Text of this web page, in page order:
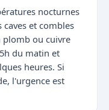
nocturnes
caves et combles
plomb ou cuivre
du matin et
heures. Si
l'urgence est